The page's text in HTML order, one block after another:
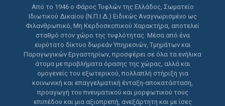
Από το 1946 ο Φάρος Τυφλών της Ελλάδος, Σωματείο
Ιδιωτικού Δικαίου (Ν.Π.Ι.Δ.) Ειδικώς Αναγνωρισμένο ως
Φιλανθρωπικό, Μη Κερδοσκοπικού Χαρακτήρα, αποτελεί
σταθμό στον χώρο της τυφλότητας. Μέσα από ένα
ευρύτατο δίκτυο δωρεάν Υπηρεσιών, Τμημάτων και
Παραγωγικών Εργαστηρίων, προσφέρει σε όλα τα ενήλικα
άτομα με προβλήματα όρασης της χώρας, αλλά και
ομογενείς του εξωτερικού, πολλαπλή στήριξη για
κοινωνική και επαγγελματική ένταξη-αποκατάσταση,
προαγωγή του πνευματικού και μορφωτικού τους
επιπέδου και μια αξιοπρεπή, ανεξάρτητη και με ίσες